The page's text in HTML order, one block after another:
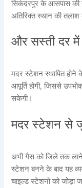
सिकंदरपुर के आसपास की
अतिरिक्त स्थान की तलाश
और सस्ती दर में
मदर स्टेशन स्थापित
आपूर्ति होगी, जिससे
सकेगी।
मदर स्टेशन से
अभी गैस को जिले तक
स्टेशन बनने के बाद यह
चाइल्ड स्टेशनों को जोड़ा